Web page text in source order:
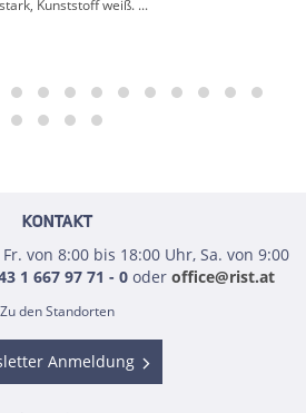
Kunststoff weiß. ...
KONTAKT
von 8:00 bis 18:00 Uhr, Sa. von 9:00
1 667 97 71 - 0oder office@rist.at
Zu den Standorten
Anmeldung